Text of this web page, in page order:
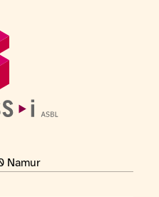
générales
Namur